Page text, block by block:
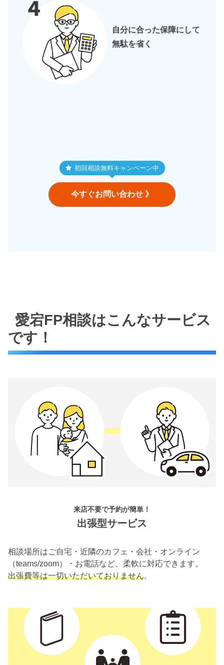
自分に合った保障にして
無駄を省く
初回相談無料キャンペーン中
今すぐお問い合わせ 》
愛宕FP相談はこんなサービス
です！
来店不要で予約が簡単！
出張型サービス
相談場所はご自宅・近隣のカフェ・会社・オンライン
（teams/zoom）・お電話など、柔軟に対応できます。
出張費等は一切いただいておりません。